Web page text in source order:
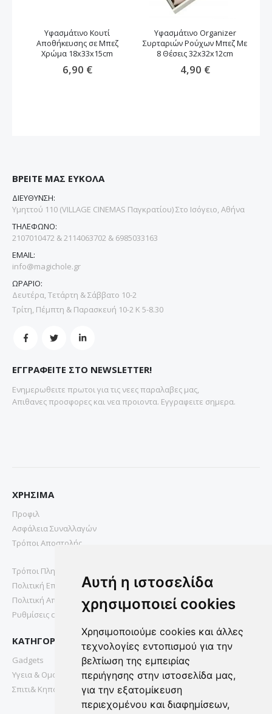
Αυτή η ιστοσελίδα
χρησιμοποιεί cookies
Χρησιμοποιούμε cookies και άλλες
τεχνολογίες εντοπισμού για την
βελτίωση της εμπειρίας
περιήγησης στην ιστοσελίδα μας,
για την εξατομίκευση
περιεχομένου και διαφημίσεων,
Υφασμάτινο Κουτί
Αποθήκευσης σε Μπεζ
Χρώμα 18x33x15cm
6,90 €
Υφασμάτινο Organizer
Συρταριών Ρούχων Μπεζ Mε
8 Θέσεις 32x32x12cm
4,90 €
ΒΡΕΙΤΕ ΜΑΣ ΕΥΚΟΛΑ
ΔΙΕΥΘΥΝΣΗ:
Υμηττού 110 (VILLAGE CINEMAS Παγκρατίου) Στο Ισόγειο, Αθήνα
ΤΗΛΕΦΩΝΟ:
2107010472 & 2114063702 & 6985033163
EMAIL:
info@magichole.gr
ΩΡΑΡΙΟ:
Δευτέρα, Τετάρτη & Σάββατο 10-2
Τρίτη, Πέμπτη & Παρασκευή 10-2 Κ 5-8.30
ΕΓΓΡΑΦΕΙΤΕ ΣΤΟ NEWSLETTER!
Ενημερωθειτε πρωτοι για τις νεες παραλαβες μας,
Απιθανες προσφορες και νεα προιοντα. Εγγραφειτε σημερα.
ΧΡΗΣΙΜΑ
Προφιλ
Ασφάλεια Συναλλαγών
Τρόποι Αποστολής
Τρόποι Πληρωμής
Πολιτική Επιστροφών
Πολιτική Απορρήτου
Ρυθμίσεις cookies
ΚΑΤΗΓΟΡΙΕΣ
Gadgets
Υγεια & Ομορφια
Σπιτι& Κηπος